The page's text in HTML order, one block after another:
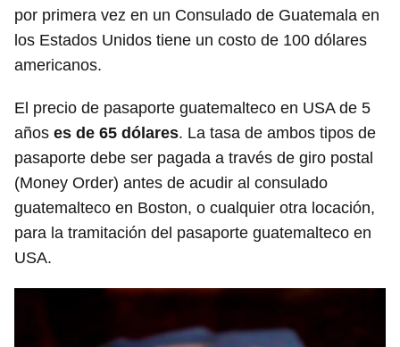
por primera vez en un Consulado de Guatemala en
los Estados Unidos tiene un costo de 100 dólares
americanos.
El precio de pasaporte guatemalteco en USA de 5
años es de 65 dólares. La tasa de ambos tipos de
pasaporte debe ser pagada a través de giro postal
(Money Order) antes de acudir al consulado
guatemalteco en Boston, o cualquier otra locación,
para la tramitación del pasaporte guatemalteco en
USA.